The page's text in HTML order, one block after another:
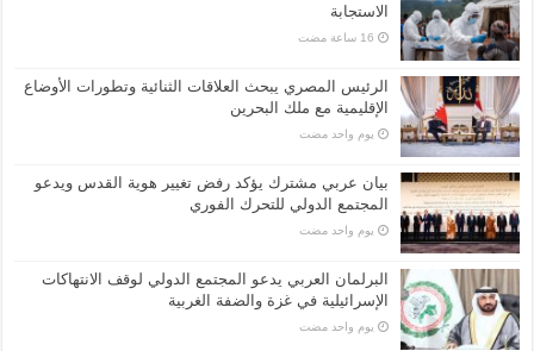
الاستجابة
الرئيس المصري يبحث العلاقات الثنائية وتطورات الأوضاع
الإقليمية مع ملك البحرين
‏يوم واحد مضت
بيان عربي مشترك يؤكد رفض تغيير هوية القدس ويدعو
المجتمع الدولي للتحرك الفوري
‏يوم واحد مضت
البرلمان العربي يدعو المجتمع الدولي لوقف الانتهاكات
الإسرائيلية في غزة والضفة الغربية
‏يوم واحد مضت